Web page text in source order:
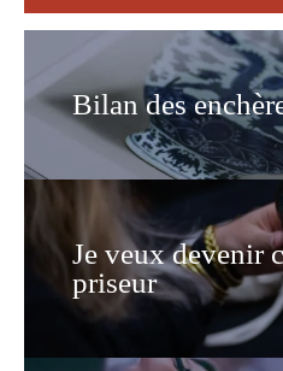
Bilan des
Je veux devenir
priseur